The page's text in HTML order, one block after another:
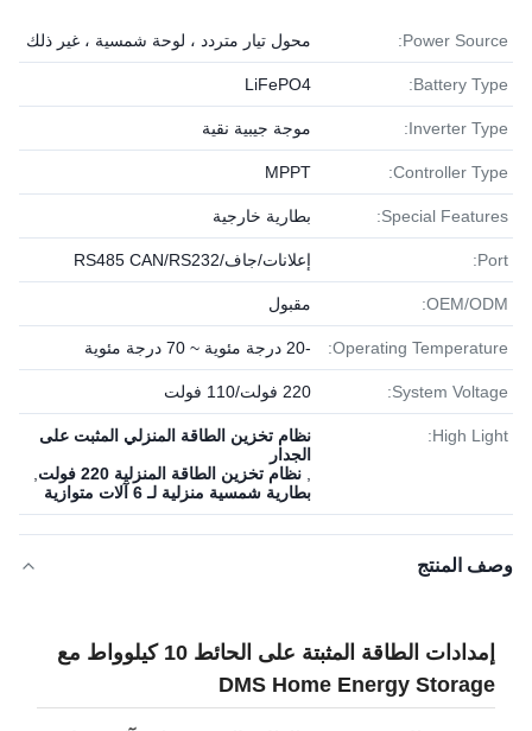
Power Source: محول تيار متردد ، لوحة شمسية ، غير ذلك
Battery Type:
LiFePO4
Inverter Type: موجة جيبية نقية
Controller Type:
MPPT
Special Features: بطارية خارجية
Port: إعلانات/جاف/RS485 CAN/RS232
OEM/ODM: مقبول
Operating Temperature: -20 درجة مئوية ~ 70 درجة مئوية
System Voltage: 220 فولت/110 فولت
High Light:
نظام تخزين الطاقة المنزلي المثبت على
الجدار
نظام تخزين الطاقة المنزلية 220 فولت
بطارية شمسية منزلية لـ 6 آلات متوازية
وصف المنتج
إمدادات الطاقة المثبتة على الحائط 10 كيلوواط مع
DMS Home Energy Storage